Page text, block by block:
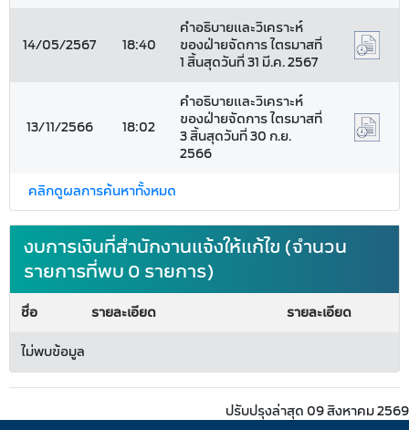
14/05/2567 18:40
คำอธิบายและวิเคราะห์
ของฝ่ายจัดการ ไตรมาสที่
1 สิ้นสุดวันที่ 31 มี.ค. 2567
13/11/2566 18:02
คำอธิบายและวิเคราะห์
ของฝ่ายจัดการ ไตรมาสที่
3 สิ้นสุดวันที่ 30 ก.ย.
2566
คลิกดูผลการค้นหาทั้งหมด
งบการเงินที่สำนักงานแจ้งให้แก้ไข (จำนวน
รายการที่พบ 0 รายการ)
ชื่อ รายละเอียด
รายละเอียด
ไม่พบข้อมูล
ปรับปรุงล่าสุด 09 สิงหาคม 2569